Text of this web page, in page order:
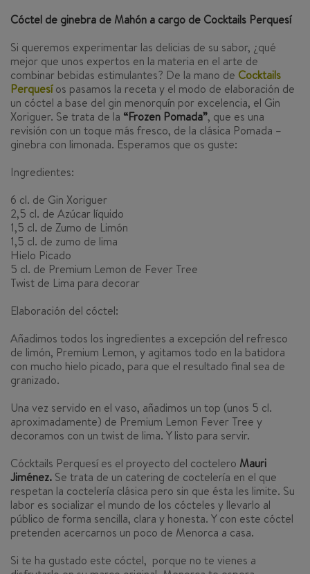
Cóctel de ginebra de Mahón a cargo de Cocktails Perquesí
Si queremos experimentar las delicias de su sabor, ¿qué
mejor que unos expertos en la materia en el arte de
combinar bebidas estimulantes? De la mano de Cocktails
Perquesíos pasamos la receta y el modo de elaboración de
un cóctel a base del gin menorquín por excelencia, el Gin
Xoriguer. Se trata de la “Frozen Pomada”, que es una
revisión con un toque más fresco, de la clásica Pomada –
ginebra con limonada. Esperamos que os guste:
Ingredientes:
6 cl. de Gin Xoriguer
2,5 cl. de Azúcar líquido
1,5 cl. de Zumo de Limón
1,5 cl. de zumo de lima
Hielo Picado
5 cl. de Premium Lemon de Fever Tree
Twist de Lima para decorar
Elaboración del cóctel:
Añadimos todos los ingredientes a excepción del refresco
de limón, Premium Lemon, y agitamos todo en la batidora
con mucho hielo picado, para que el resultado final sea de
granizado.
Una vez servido en el vaso, añadimos un top (unos 5 cl.
aproximadamente) de Premium Lemon Fever Tree y
decoramos con un twist de lima. Y listo para servir.
Cócktails Perquesí es el proyecto del coctelero Mauri
Jiménez. Se trata de un catering de coctelería en el que
respetan la coctelería clásica pero sin que ésta les limite. Su
labor es socializar el mundo de los cócteles y llevarlo al
público de forma sencilla, clara y honesta. Y con este cóctel
pretenden acercarnos un poco de Menorca a casa.
Si te ha gustado este cóctel, porque no te vienes a